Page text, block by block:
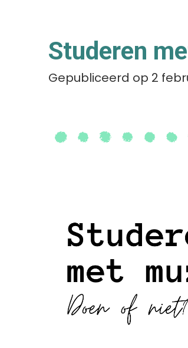
Studeren
Gepubliceerd op 2